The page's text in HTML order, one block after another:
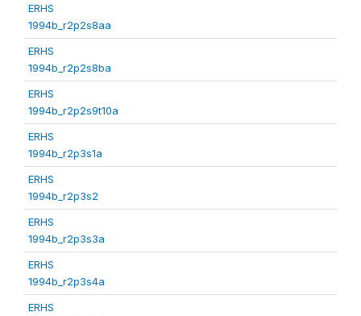
ERHS
1994b_r2p2s8aa
ERHS
1994b_r2p2s8ba
ERHS
1994b_r2p2s9t10a
ERHS
1994b_r2p3s1a
ERHS
1994b_r2p3s2
ERHS
1994b_r2p3s3a
ERHS
1994b_r2p3s4a
ERHS